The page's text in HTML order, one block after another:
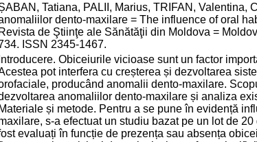
Tatiana, PALII, Marius, TRIFAN,
dento-maxilare = The influence of oral
Revista de Ştiinţe ale Sănătăţii din Moldova =
ISSN 2345-1467.
Introducere. Obiceiurile vicioase sunt un factor
pot interfera cu creșterea și dezvoltarea
producând anomalii dento-maxilare.
anomaliilor dento-maxilare și analiza
Materiale și metode. Pentru a se pune în evidență
s-a efectuat un studiu bazat pe un lot de
evaluați în funcție de prezența sau absența